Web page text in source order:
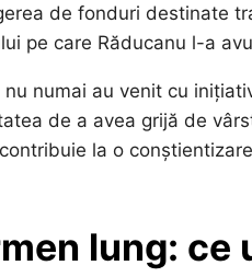
de fonduri destinate
pe care Răducanu l-a
numai au venit cu
de a avea grijă de
la o
lung: ce